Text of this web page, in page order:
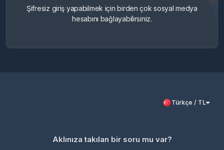
Şifresiz giriş yapabilmek için birden çok sosyal medya
hesabını bağlayabilirsiniz.
Türkçe / TL
Aklınıza takılan bir soru mu var?